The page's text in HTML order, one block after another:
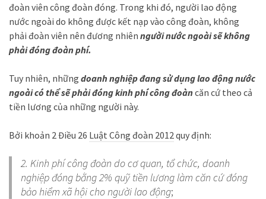
đoàn viên công đoàn đóng. Trong khi đó, người lao động
nước ngoài do không được kết nạp vào công đoàn, không
phải đoàn viên nên đương nhiên người nước ngoài sẽ không
phải đóng đoàn phí.
Tuy nhiên, những doanh nghiệp đang sử dụng lao động nước
ngoàicó thể sẽ phải đóng kinh phí công đoàn căn cứ theo cả
tiền lương của những người này.
Bởi khoản 2 Điều 26 Luật Công đoàn 2012 quy định:
2. Kinh phí công đoàn do cơ quan, tổ chức, doanh
nghiệp đóng bằng 2% quỹ tiền lương làm căn cứ đóng
bảo hiểm xã hội cho người lao động;